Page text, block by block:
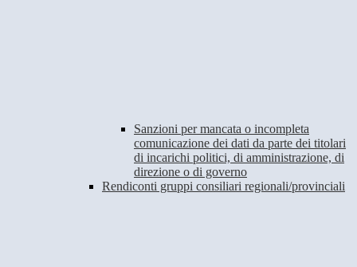
Sanzioni per mancata o incompleta
comunicazione dei dati da parte dei titolari
di incarichi politici, di amministrazione, di
direzione o di governo
Rendiconti gruppi consiliari regionali/provinciali